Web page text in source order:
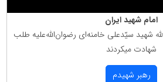
امام شهید ایران
شهید سیّدعلی خامنه‌ای رضوان‌الله‌علیه طلب
شهادت میكردند
رهبر شهیدم